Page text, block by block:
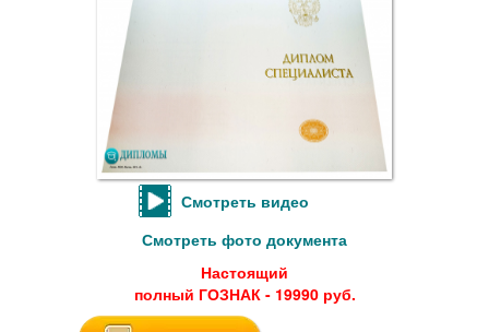
Смотреть видео
Смотреть фото документа
Настоящий
полный ГОЗНАК - 19990 руб.